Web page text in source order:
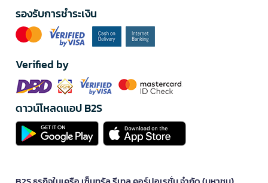
รองรับการชำระเงิน
Verified by
ดาวน์โหลดแอป B2S